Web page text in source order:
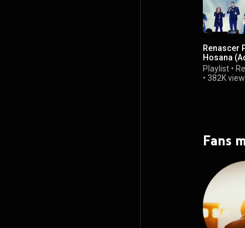
Renascer
Hosana
Playlist •
• 382K
Fans